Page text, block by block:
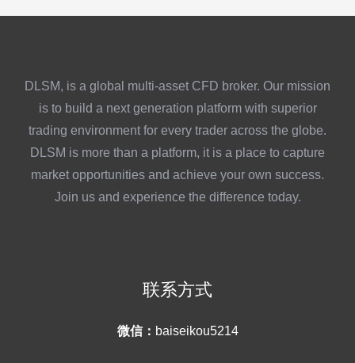
DLSM, is a global multi-asset CFD broker. Our mission
is to build a next generation platform with superior
trading environment for every trader across the globe.
DLSM is more than a platform, it is a place to capture
market opportunities and achieve your own success.
Join us and experience the difference today.
联系方式
微信： baiseikou5214